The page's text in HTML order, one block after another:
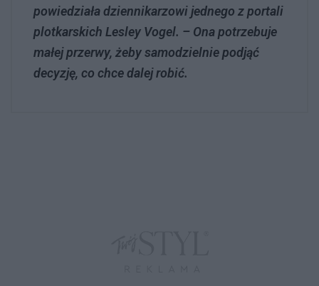
powiedziała dziennikarzowi jednego z portali
plotkarskich Lesley Vogel. – Ona potrzebuje
małej przerwy, żeby samodzielnie podjąć
decyzję, co chce dalej robić.